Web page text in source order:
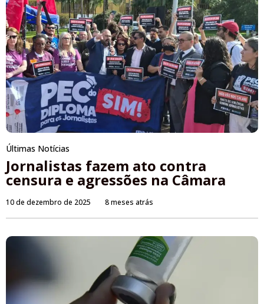
Últimas Notícias
Jornalistas fazem ato contra
censura e agressões na Câmara
10 de dezembro de 2025 8 meses atrás